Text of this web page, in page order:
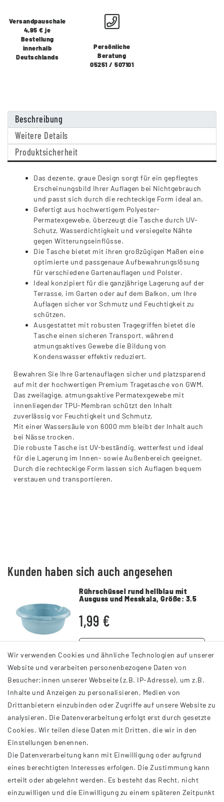
Versandpauschale
4,95 € je
Bestellung
innerhalb
Deutschlands
Persönliche
Beratung
05251 / 507101
Beschreibung
Weitere Details
Produktsicherheit
Das dezente, graue Design sorgt für ein gepflegtes
Erscheinungsbild Ihrer Auflagen bei Nichtgebrauch
und passt sich durch die rechteckige Form ideal an.
Gefertigt aus hochwertigem Polyester-
Permatexgewebe, überzeugt die Tasche durch UV-
Schutz, Wasserdichtigkeit und versiegelte Nähte
gegen Witterungseinflüsse.
Die Tasche bietet mit ihren großzügigen Maßen eine
optimierte und passgenaue Aufbewahrungslösung
für verschiedene Gartenauflagen und Polster.
Ideal konzipiert für die ganzjährige Lagerung auf der
Terrasse, im Garten oder auf dem Balkon, um Ihre
Auflagen sicher vor Schmutz und Feuchtigkeit zu
schützen.
Ausgestattet mit robusten Tragegriffen bietet die
Tasche einen sicheren Transport, während
atmungsaktives Gewebe die Bildung von
Kondenswasser effektiv reduziert.
Bewahren Sie Ihre Gartenauflagen sicher und platzsparend
auf mit der hochwertigen Premium Tragetasche von GWM.
Das zweilagige, atmungsaktive Permatexgewebe mit
innenliegender TPU-Membran schützt den Inhalt
zuverlässig vor Feuchtigkeit und Schmutz.
Mit einer Wassersäule von 6000 mm bleibt der Inhalt auch
bei Nässe trocken.
Die robuste Tasche ist UV-beständig, wetterfest und ideal
für die Lagerung im Innen- sowie Außenbereich geeignet.
Durch die rechteckige Form lassen sich Auflagen bequem
verstauen und transportieren.
Kunden haben sich auch angesehen
Rührschüssel rund hellblau mit
Ausguss und Messkala, Größe: 3.5
1,99 €
INFORMATIONEN
AGB
Impressum
Datenschutzerklärung
Widerrufsrecht
Wir verwenden Cookies und ähnliche Technologien auf unserer
Website und verarbeiten personenbezogene Daten von
Besucher:innen unserer Webseite (z.B. IP-Adresse), um z.B.
Inhalte und Anzeigen zu personalisieren, Medien von
Drittanbietern einzubinden oder Zugriffe auf unsere Website zu
analysieren. Die Datenverarbeitung erfolgt erst durch gesetzte
Cookies. Wir teilen diese Daten mit Dritten, die wir in den
Einstellungen benennen.
Die Datenverarbeitung kann mit Einwilligung oder aufgrund
eines berechtigten Interesses erfolgen. Die Zustimmung kann
erteilt oder abgelehnt werden. Es besteht das Recht, nicht
einzuwilligen und die Einwilligung zu einem späteren Zeitpunkt